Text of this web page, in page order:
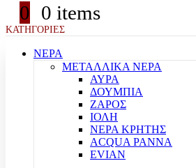
0 0 items
ΚΑΤΗΓΟΡΙΕΣ
ΝΕΡΑ
ΜΕΤΑΛΛΙΚΑ ΝΕΡΑ
ΑΥΡΑ
ΔΟΥΜΠΙΑ
ΖΑΡΟΣ
ΙΟΛΗ
ΝΕΡΑ ΚΡΗΤΗΣ
ACQUA PANNA
EVIAN